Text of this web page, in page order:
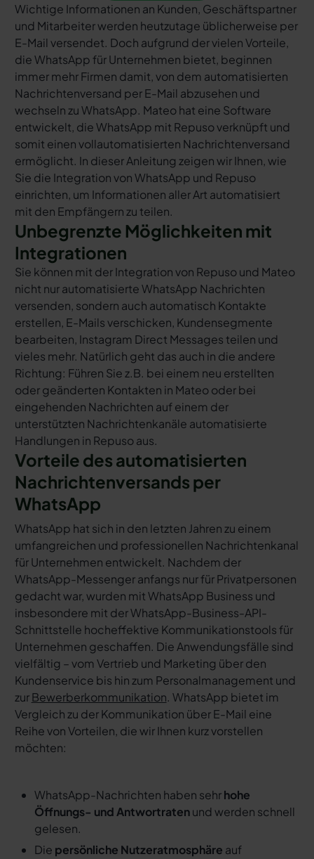
Wichtige Informationen an Kunden, Geschäftspartner
und Mitarbeiter werden heutzutage üblicherweise per
E-Mail versendet. Doch aufgrund der vielen Vorteile,
die WhatsApp für Unternehmen bietet, beginnen
immer mehr Firmen damit, von dem automatisierten
Nachrichtenversand per E-Mail abzusehen und
wechseln zu WhatsApp. Mateo hat eine Software
entwickelt, die WhatsApp mit Repuso verknüpft und
somit einen vollautomatisierten Nachrichtenversand
ermöglicht. In dieser Anleitung zeigen wir Ihnen, wie
Sie die Integration von WhatsApp und Repuso
einrichten, um Informationen aller Art automatisiert
mit den Empfängern zu teilen.
Unbegrenzte Möglichkeiten mit
Integrationen
Sie können mit der Integration von Repuso und Mateo
nicht nur automatisierte WhatsApp Nachrichten
versenden, sondern auch automatisch Kontakte
erstellen, E-Mails verschicken, Kundensegmente
bearbeiten, Instagram Direct Messages teilen und
vieles mehr. Natürlich geht das auch in die andere
Richtung: Führen Sie z.B. bei einem neu erstellten
oder geänderten Kontakten in Mateo oder bei
eingehenden Nachrichten auf einem der
unterstützten Nachrichtenkanäle automatisierte
Handlungen in Repuso aus.
Vorteile des automatisierten
Nachrichtenversands per
WhatsApp
WhatsApp hat sich in den letzten Jahren zu einem
umfangreichen und professionellen Nachrichtenkanal
für Unternehmen entwickelt. Nachdem der
WhatsApp-Messenger anfangs nur für Privatpersonen
gedacht war, wurden mit WhatsApp Business und
insbesondere mit der WhatsApp-Business-API-
Schnittstelle hocheffektive Kommunikationstools für
Unternehmen geschaffen. Die Anwendungsfälle sind
vielfältig – vom Vertrieb und Marketing über den
Kundenservice bis hin zum Personalmanagement und
zurBewerberkommunikation. WhatsApp bietet im
Vergleich zu der Kommunikation über E-Mail eine
Reihe von Vorteilen, die wir Ihnen kurz vorstellen
möchten:
WhatsApp-Nachrichten haben sehrhohe
Öffnungs- und Antwortratenund werden schnell
gelesen.
Die persönliche Nutzeratmosphäre auf